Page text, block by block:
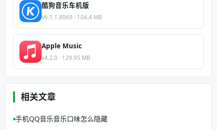
酷狗音乐车机版
v6.1.1.8069 · 104.4 MB
Apple Music
v4.2.0 · 129.95 MB
相关文章
手机QQ音乐音乐口味怎么隐藏